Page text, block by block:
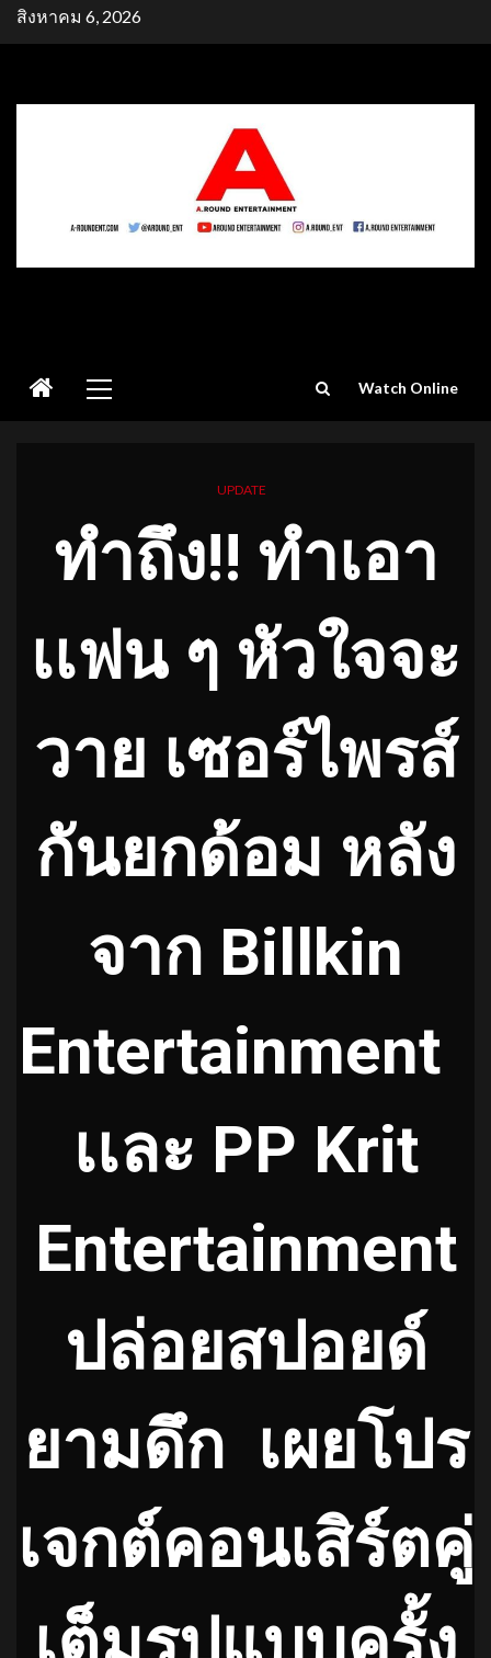
Skipสิงหาคม 6, 2026
Menu
Watch Online
UPDATE
ทำถึง!! ทำเอา
เเฟน ๆ หัวใจจะ
วาย เซอร์ไพรส์
กันยกด้อม หลัง
จาก Billkin
Entertainment
เเละ PP Krit
Entertainment
ปล่อยสปอยด์
ยามดึก เผยโปร
เจกต์คอนเสิร์ตคู่